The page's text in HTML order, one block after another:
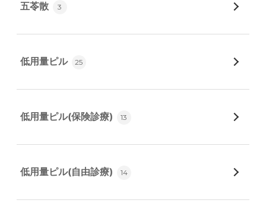
五苓散 3
低用量ピル 25
低用量ピル(保険診療) 13
低用量ピル(自由診療) 14